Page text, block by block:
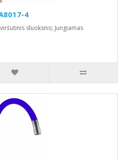
4
sluoksnis; Jungiamas